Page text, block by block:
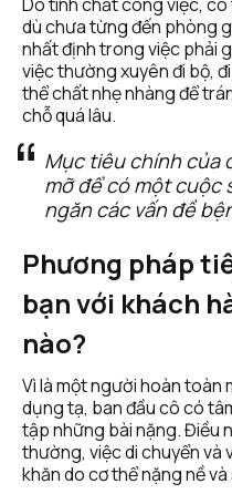
dù chưa từng đến phòng
nhất định trong việc phải
việc thường xuyên đi bộ,
thể chất nhẹ nhàng để
chỗ quá lâu.
Mục tiêu chính của
mỡ để có một cuộc
ngăn các vấn đề
Phương pháp
bạn với khách
nào?
Vì là một người hoàn
dụng tạ, ban đầu cô có
tập những bài nặng. Điều
thường, việc di chuyển và
khăn do cơ thể nặng nề